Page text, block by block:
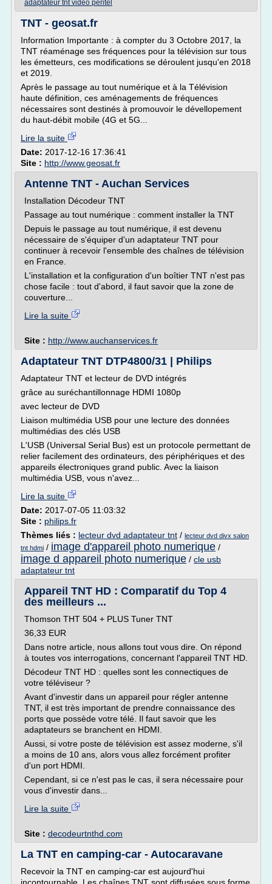
adaptateur tnt video peritel
TNT - geosat.fr
Information Importante : à compter du 3 Octobre 2017, la
TNT réaménage ses fréquences pour la télévision sur tous
les émetteurs, ces modifications se déroulent jusqu'en 2018
et 2019.
Après le passage au tout numérique et à la Télévision
haute définition, ces aménagements de fréquences
nécessaires sont destinés à promouvoir le dévellopement
du haut-débit mobile (4G et 5G...
Lire la suite
Date: 2017-12-16 17:36:41
Site : http://www.geosat.fr
Antenne TNT - Auchan Services
Installation Décodeur TNT
Passage au tout numérique : comment installer la TNT
Depuis le passage au tout numérique, il est devenu
nécessaire de s'équiper d'un adaptateur TNT pour
continuer à recevoir l'ensemble des chaînes de télévision
en France.
L'installation et la configuration d'un boîtier TNT n'est pas
chose facile : tout d'abord, il faut savoir que la zone de
couverture...
Lire la suite
Site : http://www.auchanservices.fr
Adaptateur TNT DTP4800/31 | Philips
Adaptateur TNT et lecteur de DVD intégrés
grâce au suréchantillonnage HDMI 1080p
avec lecteur de DVD
Liaison multimédia USB pour une lecture des données
multimédias des clés USB
L'USB (Universal Serial Bus) est un protocole permettant de
relier facilement des ordinateurs, des périphériques et des
appareils électroniques grand public. Avec la liaison
multimédia USB, vous n'avez...
Lire la suite
Date: 2017-07-05 11:03:32
Site : philips.fr
Thèmes liés : lecteur dvd adaptateur tnt / lecteur dvd divx salon
tnt hdmi / image d'appareil photo numerique /
image d appareil photo numerique / cle usb
adaptateur tnt
Appareil TNT HD : Comparatif du Top 4
des meilleurs ...
Thomson THT 504 + PLUS Tuner TNT
36,33 EUR
Dans notre article, nous allons tout vous dire. On répond
à toutes vos interrogations, concernant l'appareil TNT HD.
Décodeur TNT HD : quelles sont les connectiques de
votre téléviseur ?
Avant d'investir dans un appareil pour régler antenne
TNT, il est très important de prendre connaissance des
ports que possède votre télé. Il faut savoir que les
adaptateurs se branchent en HDMI.
Aussi, si votre poste de télévision est assez moderne, s'il
a moins de 10 ans, alors vous allez forcément profiter
d'un port HDMI.
Cependant, si ce n'est pas le cas, il sera nécessaire pour
vous d'investir dans...
Lire la suite
Site : decodeurtnthd.com
La TNT en camping-car - Autocaravane
Recevoir la TNT en camping-car est aujourd'hui